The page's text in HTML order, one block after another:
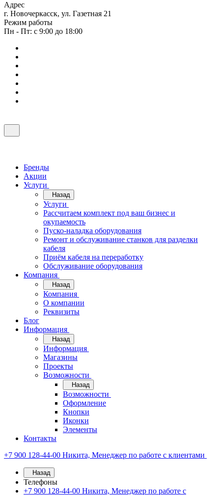
Адрес
г. Новочеркасск, ул. Газетная 21
Режим работы
Пн - Пт: с 9:00 до 18:00
Бренды
Акции
Услуги
Назад
Услуги
Рассчитаем комплект под ваш бизнес и
окупаемость
Пуско-наладка оборудования
Ремонт и обслуживание станков для разделки
кабеля
Приём кабеля на переработку
Обслуживание оборудования
Компания
Назад
Компания
О компании
Реквизиты
Блог
Информация
Назад
Информация
Магазины
Проекты
Возможности
Назад
Возможности
Оформление
Кнопки
Иконки
Элементы
Контакты
+7 900 128-44-00 Никита, Менеджер по работе с клиентами
Назад
Телефоны
+7 900 128-44-00 Никита, Менеджер по работе с